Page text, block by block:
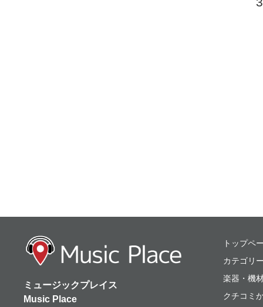
ミュージックプレ
ミュージックプレイス
Music Place
トップペ
カテゴリ
楽器・機
クチコミ